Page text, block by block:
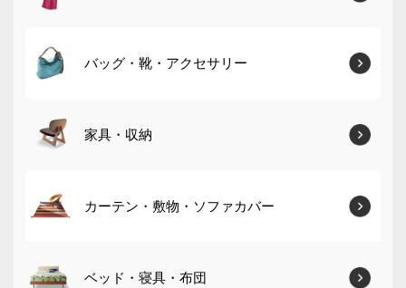
バッグ・靴・アクセサリー
家具・収納
カーテン・敷物・ソファカバー
ベッド・寝具・布団